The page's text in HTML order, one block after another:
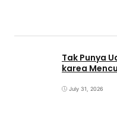
Tak Punya
karea
July 31, 2026